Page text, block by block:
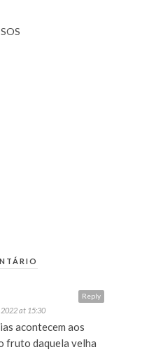
Reply
2022 at 15:30
acontecem aos
fruto daquela velha